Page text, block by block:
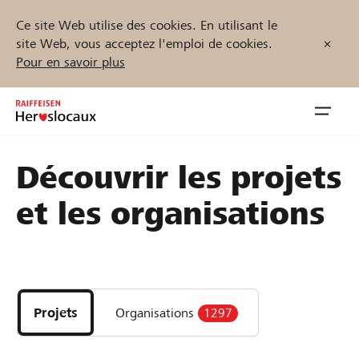
Ce site Web utilise des cookies. En utilisant le
site Web, vous acceptez l'emploi de cookies.
Pour en savoir plus
Inhalt
Parrainer
Démarrez maintenant
Découvrir les projets
et les organisations
Projets Organisations 1297